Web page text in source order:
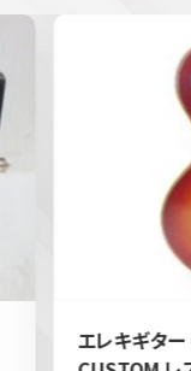
エレキギタ